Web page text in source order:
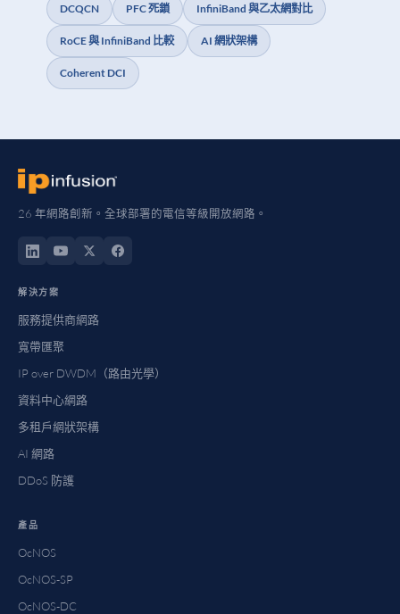
DCQCN PFC 死鎖 InfiniBand 與乙太網對比
RoCE 與 InfiniBand 比較 AI 網狀架構
Coherent DCI
26 年網路創新。全球部署的電信等級開放網路。
解決方案
服務提供商網路
寬帶匯聚
IP over DWDM（路由光學）
資料中心網路
多租戶網狀架構
AI 網路
DDoS 防護
產品
OcNOS
OcNOS-SP
OcNOS-DC